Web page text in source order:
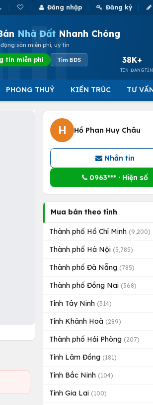
Đăng nhập Đăng ký
Nhà Đất Nhanh Chóng
sản miễn phí, uy tín
tin miễn phí Tìm BĐS 38K+
TIN ĐĂNG
PHONG THUỶ KIẾN TRÚC TƯ
H Hồ Phan Huy Châu
Nhắn tin
0963*** · Hiện số
Mua bán theo tỉnh
Thành phố Hồ Chí Minh (9,200)
Thành phố Hà Nội (5,785)
Thành phố Đà Nẵng (785)
Thành phố Đồng Nai (368)
Tỉnh Tây Ninh (314)
Tỉnh Khánh Hoà (289)
Thành phố Hải Phòng (207)
Tỉnh Lâm Đồng (181)
Tỉnh Bắc Ninh (104)
Tỉnh Gia Lai (100)